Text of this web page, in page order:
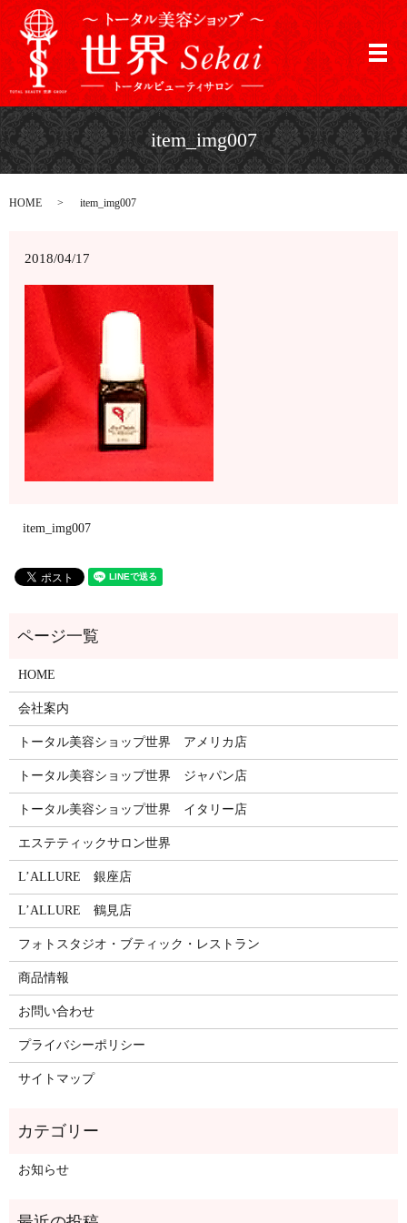
メ
item_img007
HOME item_img007
2018/04/17
item_img007
HOME
会社案内
トータル美容ショップ世界 アメリカ店
トータル美容ショップ世界 ジャパン店
トータル美容ショップ世界 イタリー店
エステティックサロン世界
L’ALLURE 銀座店
L’ALLURE 鶴見店
フォトスタジオ・ブティック・レストラン
商品情報
お問い合わせ
プライバシーポリシー
サイトマップ
お知らせ